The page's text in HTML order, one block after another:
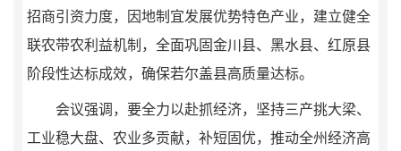
招商引资力度，因地制宜发展优势特色产业，建立健全
联农带农利益机制，全面巩固金川县、黑水县、红原县
阶段性达标成效，确保若尔盖县高质量达标。
会议强调，要全力以赴抓经济，坚持三产挑大梁、
工业稳大盘、农业多贡献，补短固优，推动全州经济高